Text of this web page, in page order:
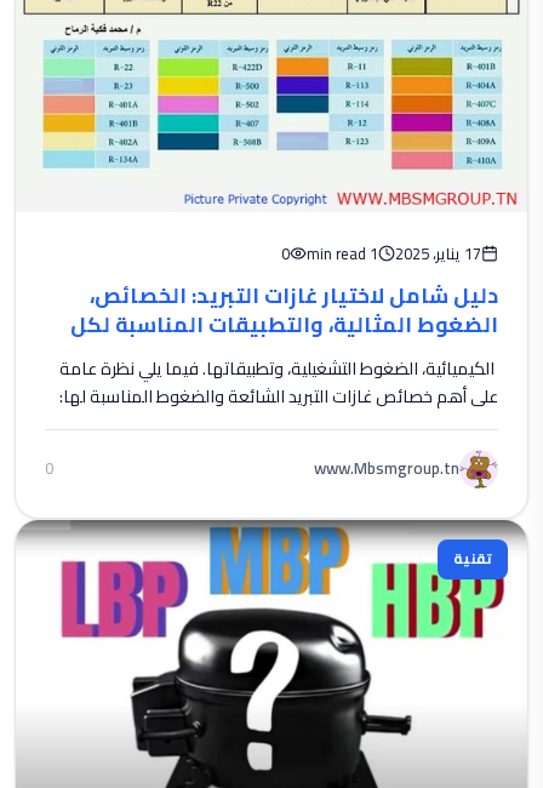
17 يناير، 2025 1 min read
0
دليل شامل لاختيار غازات التبريد: الخصائص،
الضغوط المثالية، والتطبيقات المناسبة لكل
نوع
الكيميائية، الضغوط التشغيلية، وتطبيقاتها. فيما يلي نظرة عامة
على أهم خصائص غازات التبريد الشائعة والضغوط المناسبة لها:
www.Mbsmgroup.tn
0
تقنية